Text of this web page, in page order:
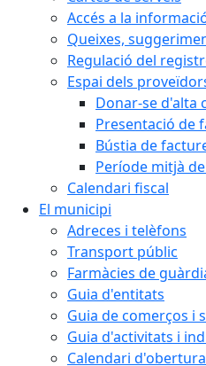
Accés a la
Queixes,
Regulació del
Espai dels
Donar-se d'alta
Presentació de
Bústia de
Període mitjà
Calendari fiscal
El municipi
Adreces i telèfons
Transport públic
Farmàcies de
Guia d'entitats
Guia de comerços i
Guia d'activitats i
Calendari